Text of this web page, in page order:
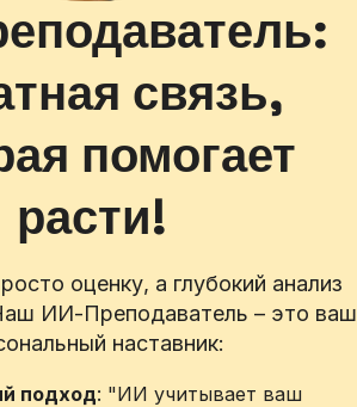
связь,
помогает
расти!
оценку, а глубокий анализ
ИИ-Преподаватель – это ваш
наставник:
подход: "ИИ учитывает ваш